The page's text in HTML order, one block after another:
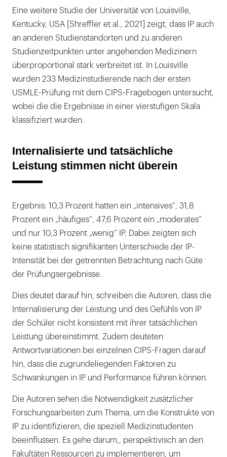
Eine weitere Studie der Universität von Louisville,
Kentucky, USA [Shreffler et al., 2021] zeigt, dass IP auch
an anderen Studienstandorten und zu anderen
Studienzeitpunkten unter angehenden Medizinern
überproportional stark verbreitet ist. In Louisville
wurden 233 Medizinstudierende nach der ersten
USMLE-Prüfung mit dem CIPS-Fragebogen untersucht,
wobei die die Ergebnisse in einer vierstufigen Skala
klassifiziert wurden.
Internalisierte und tatsächliche
Leistung stimmen nicht überein
Ergebnis: 10,3 Prozent hatten ein „intensives”, 31,8
Prozent ein „häufiges”, 47,6 Prozent ein „moderates”
und nur 10,3 Prozent „wenig” IP. Dabei zeigten sich
keine statistisch signifikanten Unterschiede der IP-
Intensität bei der getrennten Betrachtung nach Güte
der Prüfungsergebnisse.
Dies deutet darauf hin, schreiben die Autoren, dass die
Internalisierung der Leistung und des Gefühls von IP
der Schüler nicht konsistent mit ihrer tatsächlichen
Leistung übereinstimmt. Zudem deuteten
Antwortvariationen bei einzelnen CIPS-Fragen darauf
hin, dass die zugrundeliegenden Faktoren zu
Schwankungen in IP und Performance führen können.
Die Autoren sehen die Notwendigkeit zusätzlicher
Forschungsarbeiten zum Thema, um die Konstrukte von
IP zu identifizieren, die speziell Medizinstudenten
beeinflussen. Es gehe darum,, perspektivisch an den
Fakultäten Ressourcen zu implementieren, um